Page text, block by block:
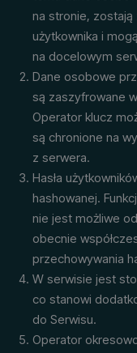
na stronie,
użytkownika i
na docelowym
Dane osobowe
są zaszyfrowane
Operator klucz
są chronione na
z serwera.
Hasła
hashowanej.
nie jest możliwe
obecnie
przechowywania
W serwisie jest
co stanowi
do Serwisu.
Operator